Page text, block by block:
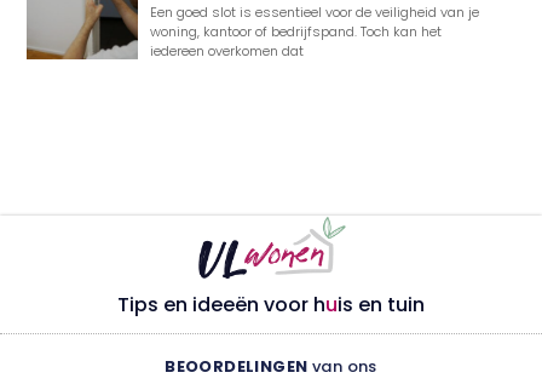
Een goed slot is essentieel voor de veiligheid van je
woning, kantoor of bedrijfspand. Toch kan het
iedereen overkomen dat
Tips en ideeën voor huis en tuin
BEOORDELINGEN van ons